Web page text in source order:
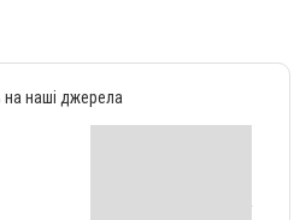
на наші джерела